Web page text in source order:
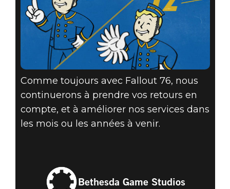
Comme toujours avec Fallout 76, nous
continuerons à prendre vos retours en
compte, et à améliorer nos services dans
les mois ou les années à venir.
Bethesda Game Studios